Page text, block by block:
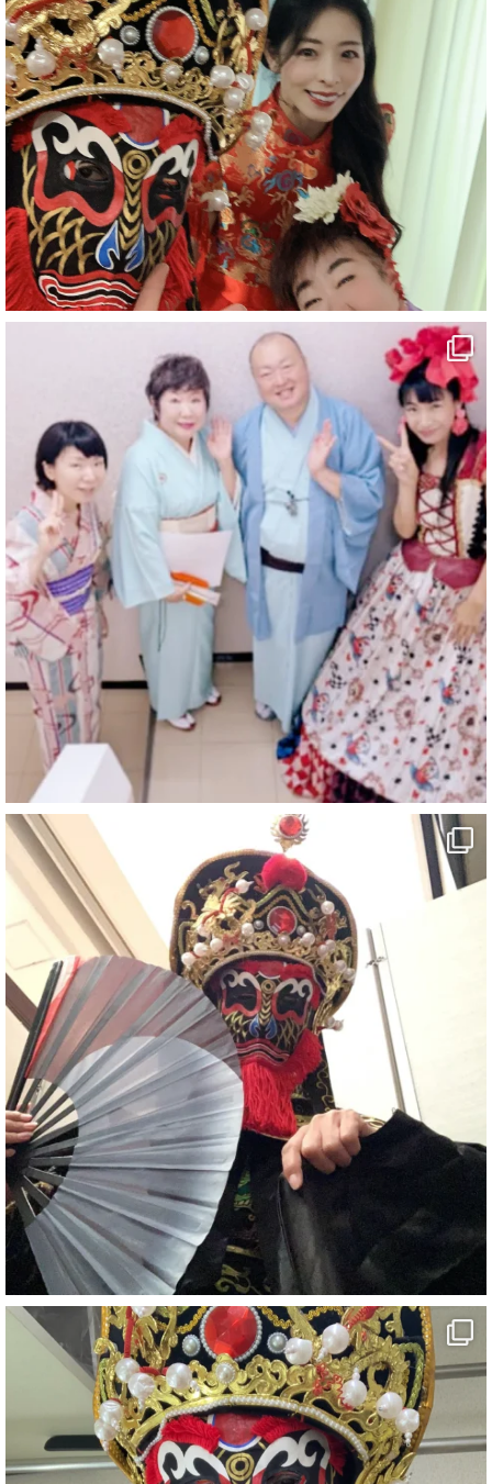
お疲れ様です
ブログ更新しました
「マジシャン和歌山旅 白浜町・三段壁洞窟」
#企業公式がお疲れ様を言い合う
#旅行好きな人と繋がりたい
#一人旅
#女性マジシャン
#出張マジック
#マジシャン派遣
#イリュージョン
#和歌山県
#白浜町
#変面ショー
#イベント
#余興
2 X
マジシャン派遣 パッションプリンセス【公式】
@comedy_illusion · 3 Aug
お疲れ様です
ブログ更新しました
「マジシャン和歌山旅 白浜町・文殊堂」
#企業公式がお疲れ様を言い合う
#旅行好きな人と繋がりたい
#一人旅
#女性マジシャン
#出張マジック
#マジシャン派遣
#イリュージョン
#和歌山県
#白浜町
#変面ショー
#イベント
#宴会
#余興
1 6 X
さらに読み込む